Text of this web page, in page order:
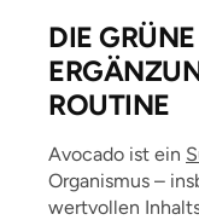
DIE
ROUTINE
Avocado ist ein
Organismus –
wertvollen